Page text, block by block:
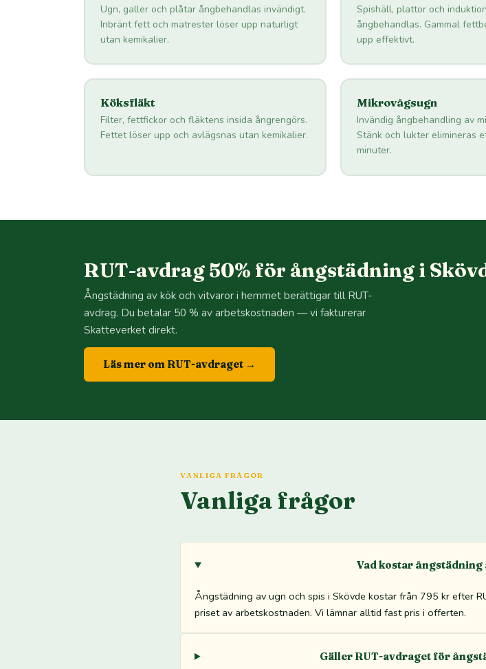
Ugn, galler och plåtar ångbehandlas invändigt.
Inbränt fett och matrester löser upp naturligt
utan kemikalier.
Spishäll, plattor och
ångbehandlas. Gammal
upp effektivt.
Köksfläkt
Filter, fettfickor och fläktens insida ångrengörs.
Fettet löser upp och avlägsnas utan kemikalier.
Mikrovågsugn
Invändig ångbehandling av
Stänk och lukter elimineras
minuter.
RUT-avdrag 50% för ångstädning i
Ångstädning av kök och vitvaror i hemmet berättigar till RUT-
avdrag. Du betalar 50 % av arbetskostnaden — vi fakturerar
Skatteverket direkt.
Läs mer om RUT-avdraget →
VANLIGA FRÅGOR
Vanliga frågor
Vad kostar ångstädning
Ångstädning av ugn och spis i Skövde kostar från 795 kr efter
priset av arbetskostnaden. Vi lämnar alltid fast pris i offerten.
Gäller RUT-avdraget för